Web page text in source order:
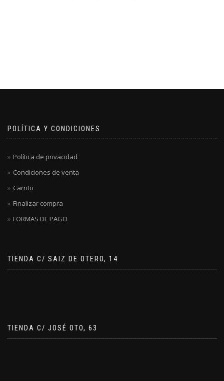
POLÍTICA Y CONDICIONES
Política de privacidad
Condiciones de venta
Carrito
Finalizar compra
FORMAS DE PAGO
TIENDA C/ SAIZ DE OTERO, 14
TIENDA C/ JOSÉ OTO, 63